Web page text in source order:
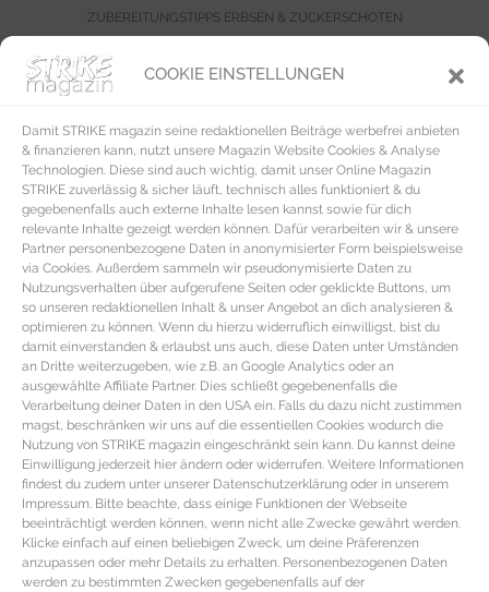
COOKIE EINSTELLUNGEN
Damit STRIKE magazin seine redaktionellen Beiträge werbefrei anbieten
& finanzieren kann, nutzt unsere Magazin Website Cookies & Analyse
Technologien. Diese sind auch wichtig, damit unser Online Magazin
STRIKE zuverlässig & sicher läuft, technisch alles funktioniert & du
gegebenenfalls auch externe Inhalte lesen kannst sowie für dich
relevante Inhalte gezeigt werden können. Dafür verarbeiten wir & unsere
Partner personenbezogene Daten in anonymisierter Form beispielsweise
via Cookies. Außerdem sammeln wir pseudonymisierte Daten zu
Nutzungsverhalten über aufgerufene Seiten oder geklickte Buttons, um
so unseren redaktionellen Inhalt & unser Angebot an dich analysieren &
optimieren zu können. Wenn du hierzu widerruflich einwilligst, bist du
damit einverstanden & erlaubst uns auch, diese Daten unter Umständen
an Dritte weiterzugeben, wie z.B. an Google Analytics oder an
ausgewählte Affiliate Partner. Dies schließt gegebenenfalls die
Verarbeitung deiner Daten in den USA ein. Falls du dazu nicht zustimmen
magst, beschränken wir uns auf die essentiellen Cookies wodurch die
Nutzung von STRIKE magazin eingeschränkt sein kann. Du kannst deine
Einwilligung jederzeit hier ändern oder widerrufen. Weitere Informationen
findest du zudem unter unserer Datenschutzerklärung oder in unserem
Impressum. Bitte beachte, dass einige Funktionen der Webseite
beeinträchtigt werden können, wenn nicht alle Zwecke gewährt werden.
Klicke einfach auf einen beliebigen Zweck, um deine Präferenzen
anzupassen oder mehr Details zu erhalten. Personenbezogenen Daten
werden zu bestimmten Zwecken gegebenenfalls auf der
ZUBEREITUNGSTIPPS ERBSEN & ZUCKERSCHOTEN
Frische Erbsen sind perfekt zum Einfrieren. Dafür Erbsen pellen, kurz in
Salzwasser blanchieren, anschließend in Eiswasser geben, abtropfen lassen
WARENKUNDE Lollo Bionda & Lollo Rosso
KAUFBERATER LOLLO BIONDA & ROSSO
Ab Mai bis Oktober ist Lollo Bionda bzw. Rosso als deutsche Freilandware
erhältlich. Wichtig beim Kauf sind die taufrische Farbe, knackige Blätter und
eine frische Schnittfläche am Strunk.
LAGERTIPPS LOLLO BIONDA & ROSSO
Lollo Bionda/ Rosso welkt schnell deshalb am Besten direkt vor dem Verzehr
kaufen. Ansonsten hält sich Lollo Bionda oder Rosso in einem gelochten
Folienbeutel oder locker eingeschlagen in einem feuchten Tuch ein paar
Tage im Kühlschrank frisch.
LOLLO ROSSO & BIONDA ZUBEREITUNGSTIPPS
Lollo Bionda hat ebenso wie Lollo Rosso eine herbwürzige Geschmacksnote
und passt deshalb gut zu würzigen Salat Dressings.